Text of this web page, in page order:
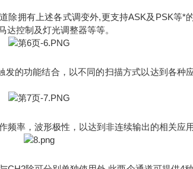
除拥有上述各式调变外,更支持ASK及PSK等*
控制及灯光调整器等等。
的功能结合，以不同的扫描方式以达到各种
率，波形极性，以达到非连续输出的相关应用